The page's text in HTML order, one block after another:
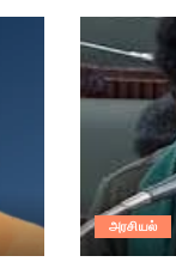
அரசியல்